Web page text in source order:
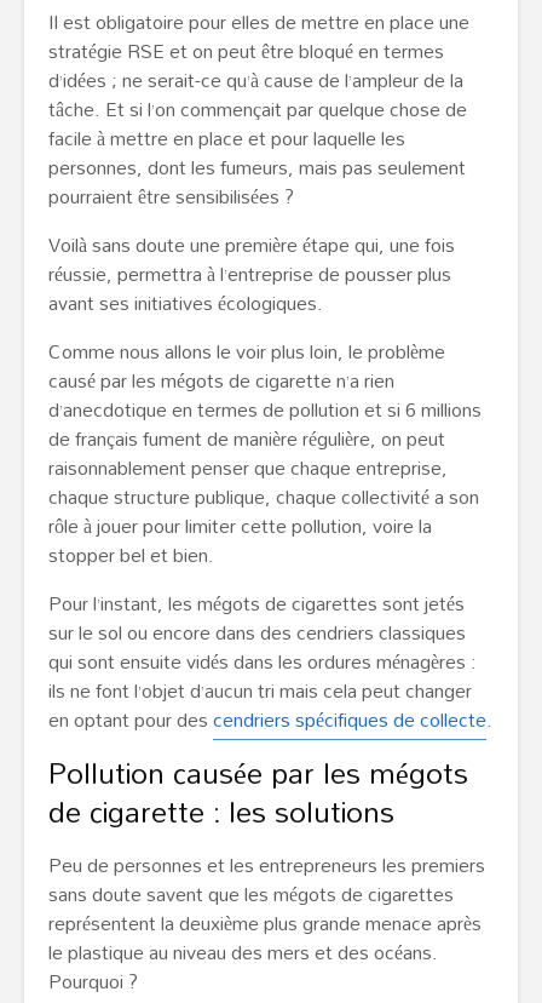
Il est obligatoire pour elles de mettre en place une
stratégie RSE et on peut être bloqué en termes
d’idées ; ne serait-ce qu’à cause de l’ampleur de la
tâche. Et si l’on commençait par quelque chose de
facile à mettre en place et pour laquelle les
personnes, dont les fumeurs, mais pas seulement
pourraient être sensibilisées ?
Voilà sans doute une première étape qui, une fois
réussie, permettra à l’entreprise de pousser plus
avant ses initiatives écologiques.
Comme nous allons le voir plus loin, le problème
causé par les mégots de cigarette n’a rien
d’anecdotique en termes de pollution et si 6 millions
de français fument de manière régulière, on peut
raisonnablement penser que chaque entreprise,
chaque structure publique, chaque collectivité a son
rôle à jouer pour limiter cette pollution, voire la
stopper bel et bien.
Pour l’instant, les mégots de cigarettes sont jetés
sur le sol ou encore dans des cendriers classiques
qui sont ensuite vidés dans les ordures ménagères :
ils ne font l’objet d’aucun tri mais cela peut changer
en optant pour descendriers spécifiques de collecte.
Pollution causée par les mégots
de cigarette : les solutions
Peu de personnes et les entrepreneurs les premiers
sans doute savent que les mégots de cigarettes
représentent la deuxième plus grande menace après
le plastique au niveau des mers et des océans.
Pourquoi ?